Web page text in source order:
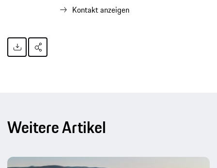
Kontakt anzeigen
Weitere Artikel